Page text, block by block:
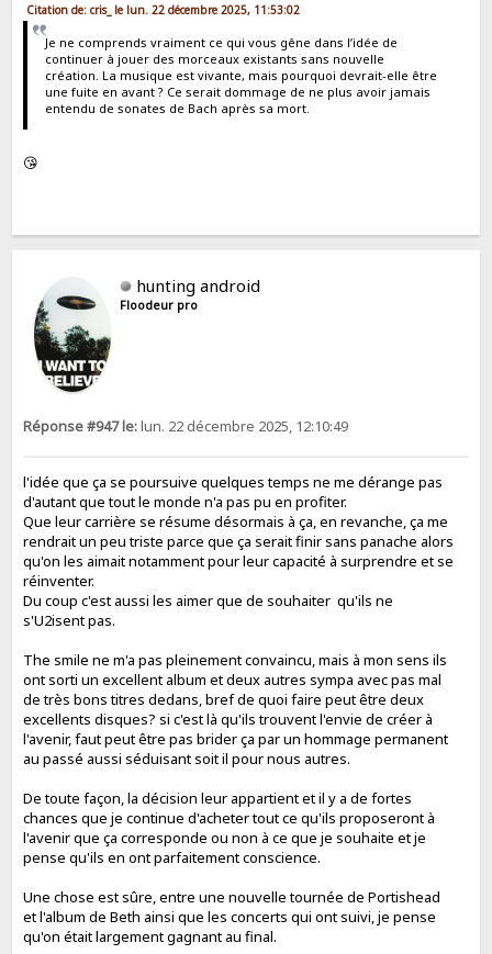
Citation de: cris_ le lun. 22 décembre 2025, 11:53:02
Je ne comprends vraiment ce qui vous gêne dans l’idée de
continuer à jouer des morceaux existants sans nouvelle
création. La musique est vivante, mais pourquoi devrait-elle être
une fuite en avant ? Ce serait dommage de ne plus avoir jamais
entendu de sonates de Bach après sa mort.
😘
hunting android
Floodeur pro
Réponse #947 le:lun. 22 décembre 2025, 12:10:49
l'idée que ça se poursuive quelques temps ne me dérange pas
d'autant que tout le monde n'a pas pu en profiter.
Que leur carrière se résume désormais à ça, en revanche, ça me
rendrait un peu triste parce que ça serait finir sans panache alors
qu'on les aimait notamment pour leur capacité à surprendre et se
réinventer.
Du coup c'est aussi les aimer que de souhaiter qu'ils ne
s'U2isent pas.
The smile ne m'a pas pleinement convaincu, mais à mon sens ils
ont sorti un excellent album et deux autres sympa avec pas mal
de très bons titres dedans, bref de quoi faire peut être deux
excellents disques? si c'est là qu'ils trouvent l'envie de créer à
l'avenir, faut peut être pas brider ça par un hommage permanent
au passé aussi séduisant soit il pour nous autres.
De toute façon, la décision leur appartient et il y a de fortes
chances que je continue d'acheter tout ce qu'ils proposeront à
l'avenir que ça corresponde ou non à ce que je souhaite et je
pense qu'ils en ont parfaitement conscience.
Une chose est sûre, entre une nouvelle tournée de Portishead
et l'album de Beth ainsi que les concerts qui ont suivi, je pense
qu'on était largement gagnant au final.